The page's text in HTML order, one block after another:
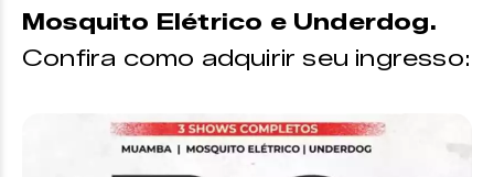
Mosquito Elétrico e Underdog.
Confira como adquirir seu ingresso: